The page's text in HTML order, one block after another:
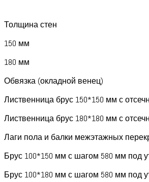
Толщина стен
150 мм
180 мм
Обвязка (окладной венец)
Лиственница брус 150*150 мм с
Лиственница брус 180*180 мм с
Лаги пола и балки межэтажных
Брус 100*150 мм с шагом 580 мм под
Брус 100*180 мм с шагом 580 мм под